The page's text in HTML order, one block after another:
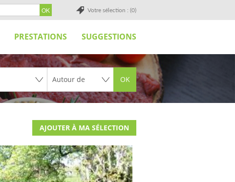
Votre sélection : (0)
PRESTATIONS SUGGESTIONS
OK
AJOUTER À MA SÉLECTION